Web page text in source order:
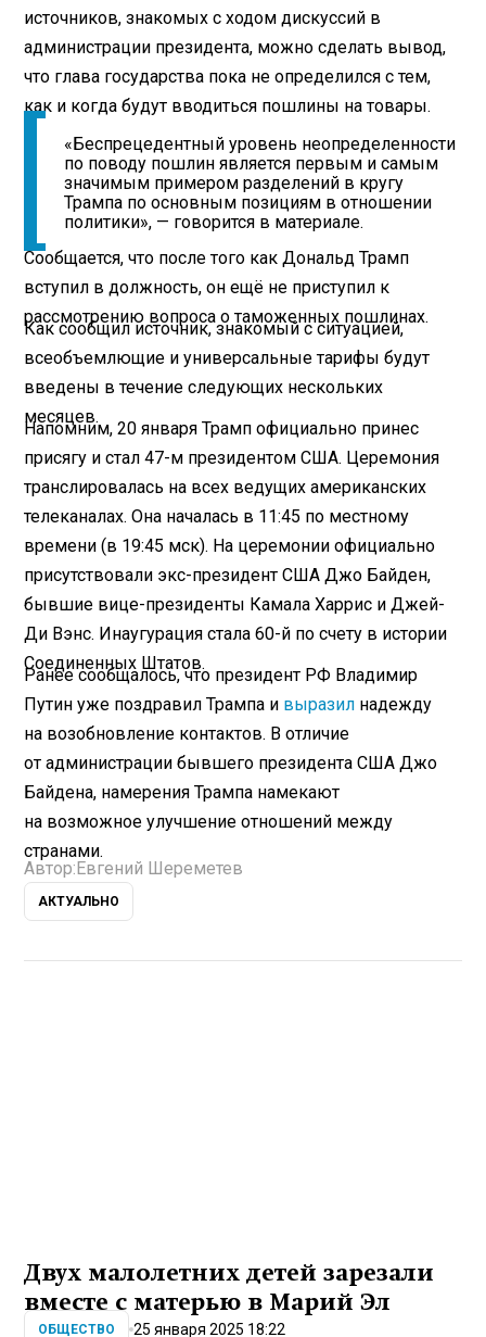
источников, знакомых с ходом дискуссий в
администрации президента, можно сделать вывод,
что глава государства пока не определился с тем,
как и когда будут вводиться пошлины на товары.
«Беспрецедентный уровень неопределенности
по поводу пошлин является первым и самым
значимым примером разделений в кругу
Трампа по основным позициям в отношении
политики», — говорится в материале.
Сообщается, что после того как Дональд Трамп
вступил в должность, он ещё не приступил к
рассмотрению вопроса о таможенных пошлинах.
Как сообщил источник, знакомый с ситуацией,
всеобъемлющие и универсальные тарифы будут
введены в течение следующих нескольких
месяцев.
Напомним, 20 января Трамп официально принес
присягу и стал 47-м президентом США. Церемония
транслировалась на всех ведущих американских
телеканалах. Она началась в 11:45 по местному
времени (в 19:45 мск). На церемонии официально
присутствовали экс-президент США Джо Байден,
бывшие вице-президенты Камала Харрис и Джей-
Ди Вэнс. Инаугурация стала 60-й по счету в истории
Соединенных Штатов.
Ранее сообщалось, что президент РФ Владимир
Путин уже поздравил Трампа и выразил надежду
на возобновление контактов. В отличие
от администрации бывшего президента США Джо
Байдена, намерения Трампа намекают
на возможное улучшение отношений между
странами.
Автор: Евгений Шереметев
АКТУАЛЬНО
Двух малолетних детей зарезали
вместе с матерью в Марий Эл
ОБЩЕСТВО 25 января 2025 18:22